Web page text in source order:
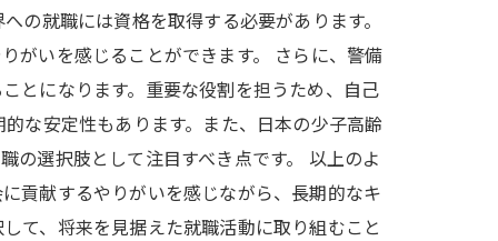
の就職には資格を取得する必要があります。
がいを感じることができます。 さらに、警備
とになります。重要な役割を担うため、自己
な安定性もあります。また、日本の少子高齢
の選択肢として注目すべき点です。 以上のよ
貢献するやりがいを感じながら、長期的なキ
て、将来を見据えた就職活動に取り組むこと